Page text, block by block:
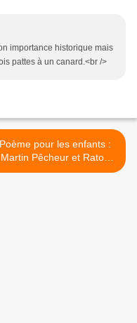
importance historique mais
pattes à un canard.<br />
Poème pour les enfants :
Martin Pêcheur et Raton
Laveur >